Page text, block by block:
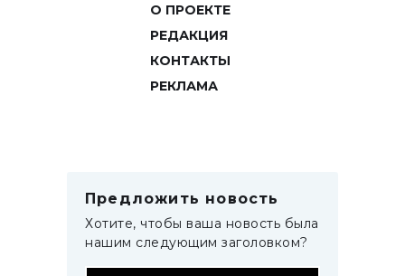
О ПРОЕКТЕ
РЕДАКЦИЯ
КОНТАКТЫ
РЕКЛАМА
Предложить новость
Хотите, чтобы ваша новость была
нашим следующим заголовком?